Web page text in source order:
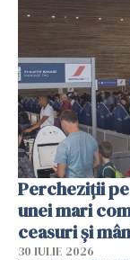
Percheziții
unei mari
ceasuri și
30 IULIE 2026